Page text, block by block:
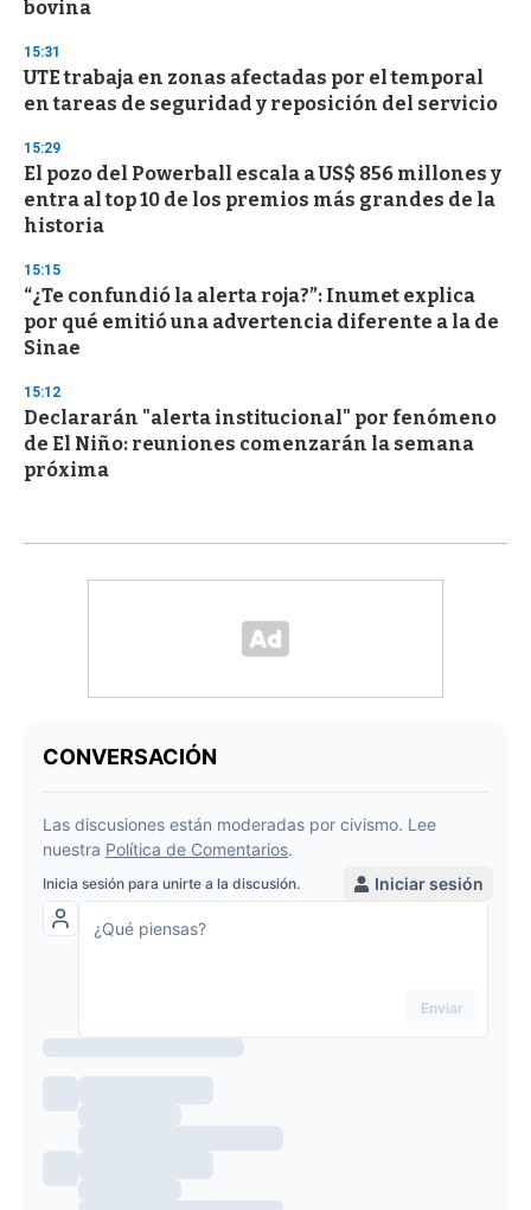
bovina
15:31
UTE trabaja en zonas afectadas por el temporal
en tareas de seguridad y reposición del servicio
15:29
El pozo del Powerball escala a US$ 856 millones y
entra al top 10 de los premios más grandes de la
historia
15:15
“¿Te confundió la alerta roja?”: Inumet explica
por qué emitió una advertencia diferente a la de
Sinae
15:12
Declararán "alerta institucional" por fenómeno
de El Niño: reuniones comenzarán la semana
próxima